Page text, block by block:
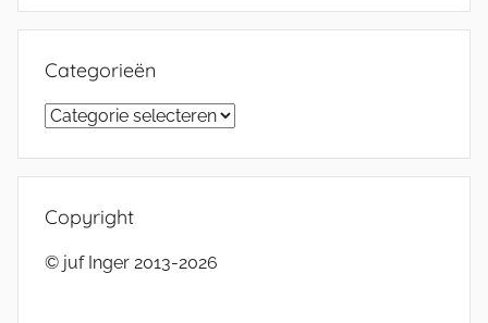
Categorieën
Categorieën
Copyright
© juf Inger 2013-2026